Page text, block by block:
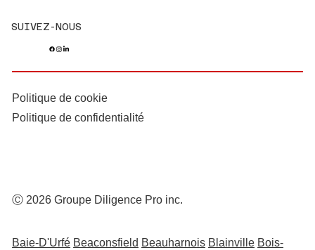
SUIVEZ-NOUS
Baie-D'Urfé Beaconsfield Beauharnois Blainville Bois-
Politique de cookie
Politique de confidentialité
Ⓒ 2026 Groupe Diligence Pro inc.